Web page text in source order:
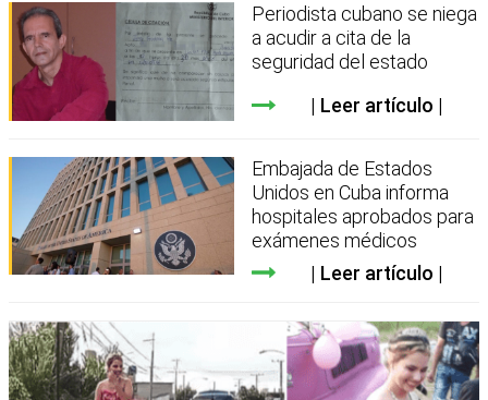
Periodista cubano se niega
a acudir a cita de la
seguridad del estado
Leer artículo
Embajada de Estados
Unidos en Cuba informa
hospitales aprobados para
exámenes médicos
Leer artículo